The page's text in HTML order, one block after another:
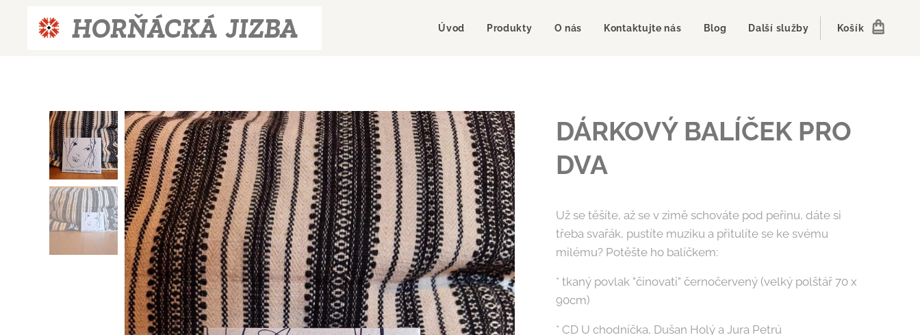
HORŇÁCKÁ JIZBA
Úvod Produkty O nás Kontaktujte nás Blog Další služby Košík
DÁRKOVÝ BALÍČEK PRO
DVA
Už se těšíte, až se v zimě schováte pod peřinu, dáte si
třeba svařák, pustíte muziku a přitulíte se ke svému
milému? Potěšte ho balíčkem:
* tkaný povlak "činovati" černočervený (velký polštář 70 x
90cm)
* CD U chodníčka, Dušan Holý a Jura Petrú